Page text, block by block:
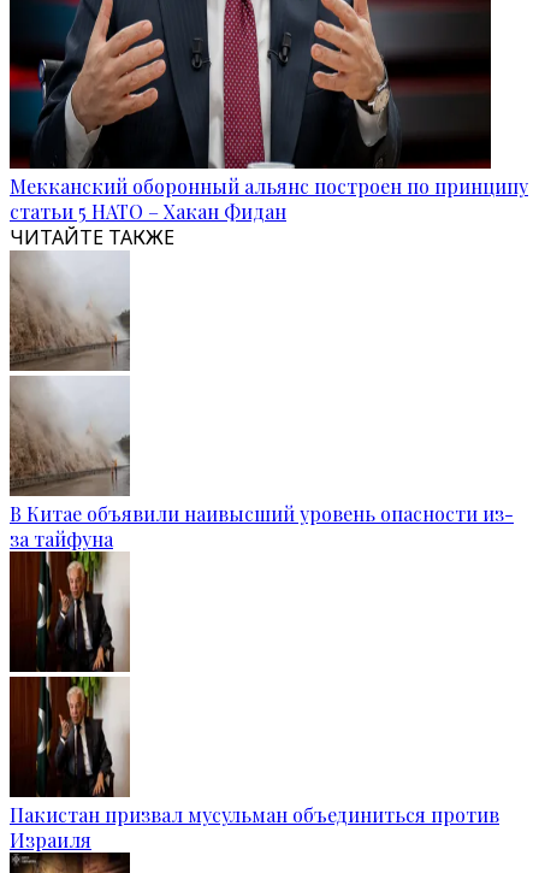
Мекканский оборонный альянс построен по принципу
статьи 5 НАТО – Хакан Фидан
ЧИТАЙТЕ ТАКЖЕ
В Китае объявили наивысший уровень опасности из-
за тайфуна
Пакистан призвал мусульман объединиться против
Израиля